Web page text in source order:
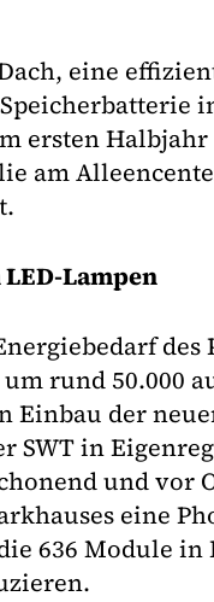
eine
ersten
am
Lampen
des
rund 50.000
Einbau der
SWT in
und vor
eine
636 Module